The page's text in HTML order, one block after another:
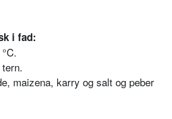
i fad:
°C.
maizena, karry og salt og peber